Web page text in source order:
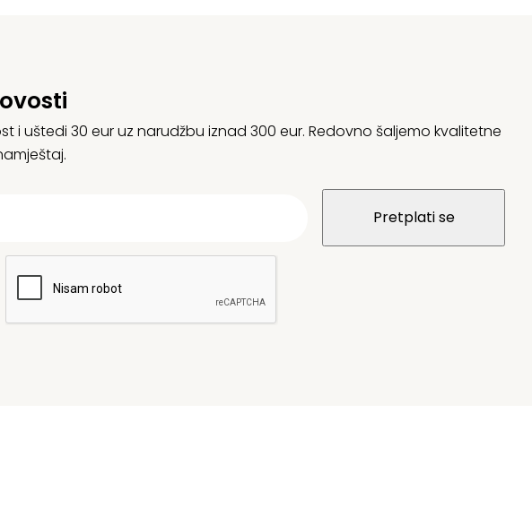
i uštedi 30 eur uz narudžbu iznad 300 eur. Redovno šaljemo kvalitetne